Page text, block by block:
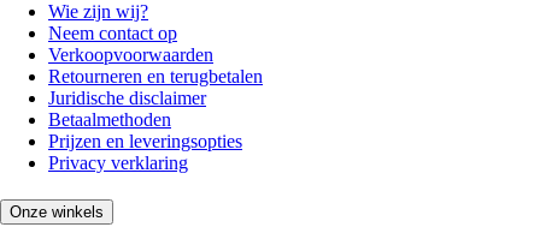
Wie zijn wij?
Neem contact op
Verkoopvoorwaarden
Retourneren en terugbetalen
Juridische disclaimer
Betaalmethoden
Prijzen en leveringsopties
Privacy verklaring
Onze winkels